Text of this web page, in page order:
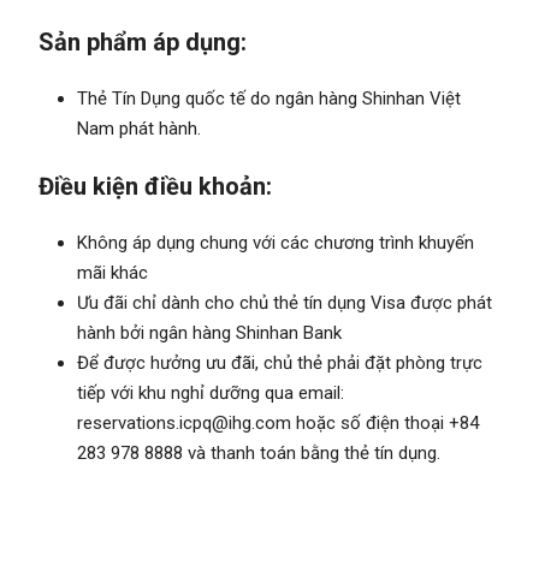
Sản phẩm áp dụng:
Thẻ Tín Dụng quốc tế do ngân hàng Shinhan Việt
Nam phát hành.
Điều kiện điều khoản:
Không áp dụng chung với các chương trình khuyến
mãi khác
Ưu đãi chỉ dành cho chủ thẻ tín dụng Visa được phát
hành bởi ngân hàng Shinhan Bank
Để được hưởng ưu đãi, chủ thẻ phải đặt phòng trực
tiếp với khu nghỉ dưỡng qua email:
reservations.icpq@ihg.com hoặc số điện thoại +84
283 978 8888 và thanh toán bằng thẻ tín dụng.